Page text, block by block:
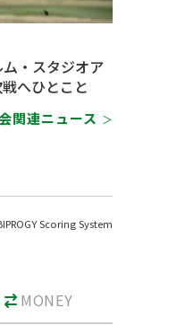
・スタジオア
へひとこと
関連ニュース ＞
Scoring System
MONEY